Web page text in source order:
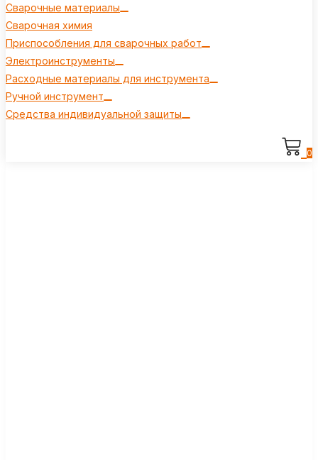
Сварочные материалы
Сварочная химия
Приспособления для сварочных работ
Электроинструменты
Расходные материалы для инструмента
Ручной инструмент
Средства индивидуальной защиты
0